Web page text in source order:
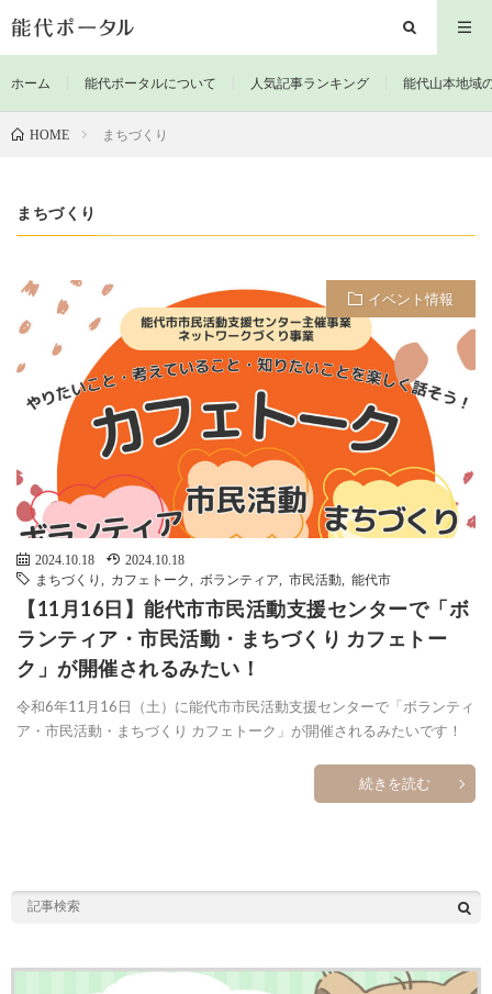
ホーム 能代ポータルについて 人気記事ランキング 能代山本地域
HOME まちづくり
まちづくり
イベント情報
2024.10.18
2024.10.18
まちづくり
カフェトーク ボランティア 市民活動 能代市
【11月16日】能代市市民活動支援センターで「ボ
ランティア・市民活動・まちづくり カフェトー
ク」が開催されるみたい！
令和6年11月16日（土）に能代市市民活動支援センターで「ボランティ
ア・市民活動・まちづくり カフェトーク」が開催されるみたいです！
続きを読む